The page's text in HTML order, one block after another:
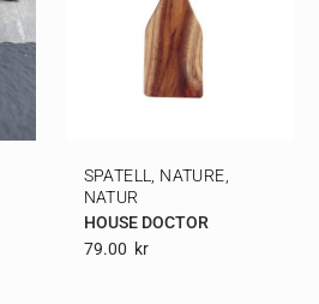
SPATELL, NATURE,
NATUR
HOUSE DOCTOR
79.00 Kr